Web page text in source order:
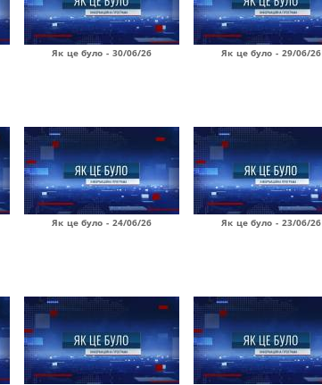
Як це було - 30/06/26 Як це було - 29/06/26
Як це було - 24/06/26 Як це було - 23/06/26